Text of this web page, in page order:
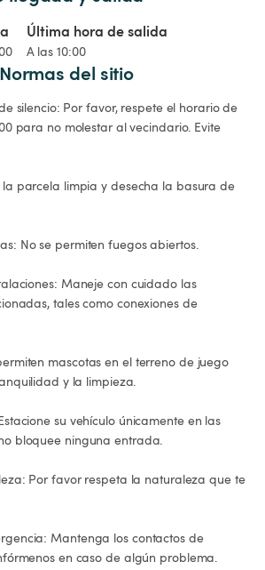
Última hora de salida
A las 10:00
Normas del sitio
silencio: Por favor, respete el horario de
para no molestar al vecindario. Evite
tales como conexiones de
y la limpieza.
bloquee ninguna entrada.
en caso de algún problema.